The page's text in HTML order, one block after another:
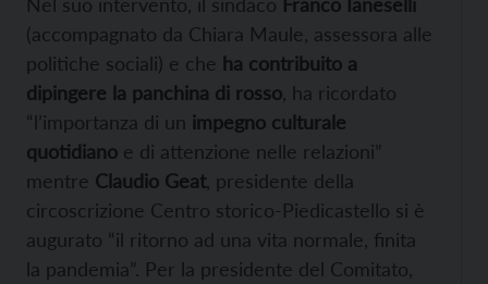
(accompagnato da Chiara Maule, assessora alle
politiche sociali) e che ha contribuito a
dipingere la panchina di rosso , ha ricordato
“l’importanza di un impegno culturale
quotidiano e di attenzione nelle relazioni”
mentre Claudio Geat, presidente della
circoscrizione Centro storico-Piedicastello si è
augurato “il ritorno ad una vita normale, finita
la pandemia”. Per la presidente del Comitato,